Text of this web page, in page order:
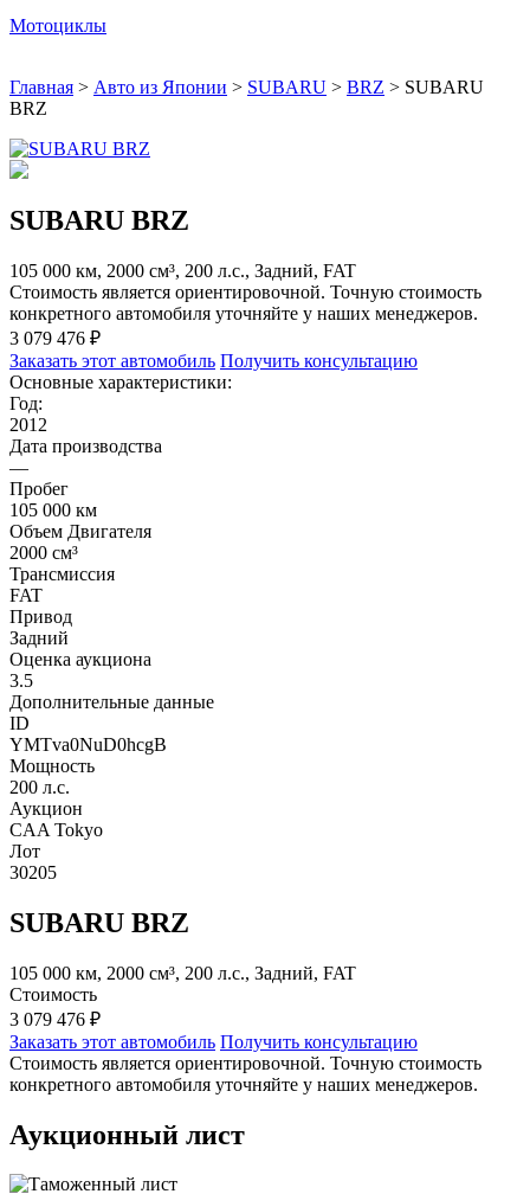
Мотоциклы
Главная > Авто из Японии > SUBARU > BRZ > SUBARU
BRZ
SUBARU BRZ
105 000 км, 2000 см³, 200 л.с., Задний, FAT
Стоимость является ориентировочной. Точную стоимость
конкретного автомобиля уточняйте у наших менеджеров.
3 079 476 ₽
Заказать этот автомобиль Получить консультацию
Основные характеристики:
Год:
2012
Дата производства
—
Пробег
105 000 км
Объем Двигателя
2000 см³
Трансмиссия
FAT
Привод
Задний
Оценка аукциона
3.5
Дополнительные данные
ID
YMTva0NuD0hcgB
Мощность
200 л.с.
Аукцион
CAA Tokyo
Лот
30205
SUBARU BRZ
105 000 км, 2000 см³, 200 л.с., Задний, FAT
Стоимость
3 079 476 ₽
Заказать этот автомобиль Получить консультацию
Стоимость является ориентировочной. Точную стоимость
конкретного автомобиля уточняйте у наших менеджеров.
Аукционный лист